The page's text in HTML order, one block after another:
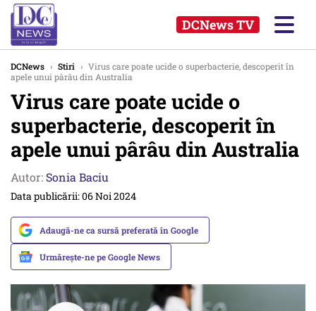
DCNews TV
DCNews › Stiri › Virus care poate ucide o superbacterie, descoperit în
apele unui pârâu din Australia
Virus care poate ucide o
superbacterie, descoperit în
apele unui pârâu din Australia
Autor: Sonia Baciu
Data publicării: 06 Noi 2024
Adaugă-ne ca sursă preferată în Google
Urmărește-ne pe Google News